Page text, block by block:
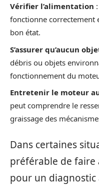
Vérifier l’alimentation
fonctionne correctement
bon état.
S’assurer qu’aucun
débris ou objets
fonctionnement du
Entretenir le moteur
peut comprendre le
graissage des
Dans certaines
préférable de faire
pour un